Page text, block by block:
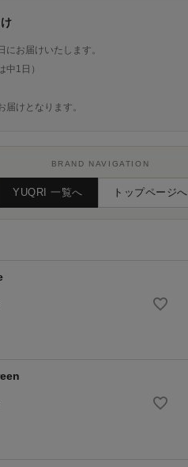
にお届けいたします。
中1日）
届けとなります。
BRAND NAVIGATION
YUQRI 一覧へ トップページへ